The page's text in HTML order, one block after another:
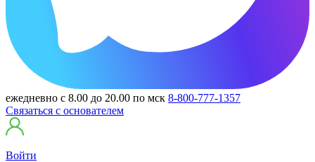
ежедневно с 8.00 до 20.00 по мск 8-800-777-1357
Связаться с основателем
Войти